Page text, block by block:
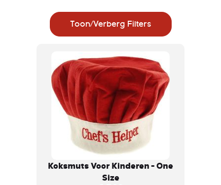
Toon/Verberg Filters
Koksmuts Voor Kinderen - One
Size